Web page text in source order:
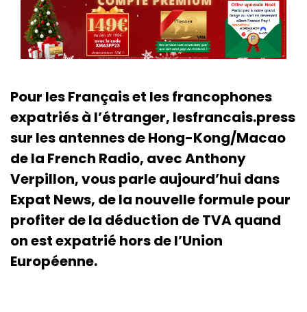
Pour les Français et les francophones
expatriés à l’étranger, lesfrancais.press
sur les antennes de Hong-Kong/Macao
de la French Radio, avec Anthony
Verpillon, vous parle aujourd’hui dans
Expat News, de la nouvelle formule pour
profiter de la déduction de TVA quand
on est expatrié hors de l’Union
Européenne.